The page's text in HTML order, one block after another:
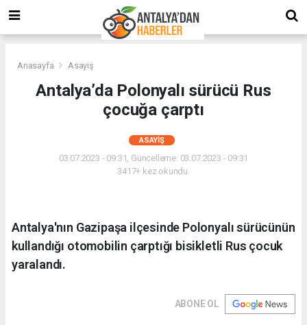
Anasayfa Asayiş
Antalya’da Polonyalı sürücü Rus
çocuğa çarptı
ASAYIŞ
03.07.2023 - 09:31, Güncelleme: 03.07.2023 - 09:31
3417+ kez okundu.
Antalya'nın Gazipaşa ilçesinde Polonyalı sürücünün
kullandığı otomobilin çarptığı bisikletli Rus çocuk
yaralandı.
ABONE OL